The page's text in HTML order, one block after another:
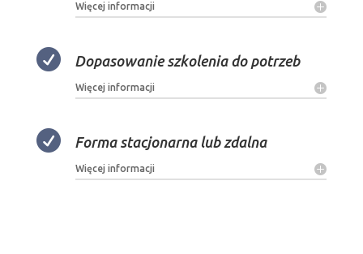
Więcej informacji
 Dopasowanie szkolenia do potrzeb
Więcej informacji
 Forma stacjonarna lub zdalna
Więcej informacji